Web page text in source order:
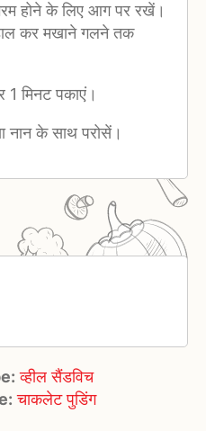
होने के लिए आग पर रखें।
कर मखाने गलने तक
मिनट पकाएं।
नान के साथ परोसें।
व्हील सैंडविच
चाकलेट पुडिंग